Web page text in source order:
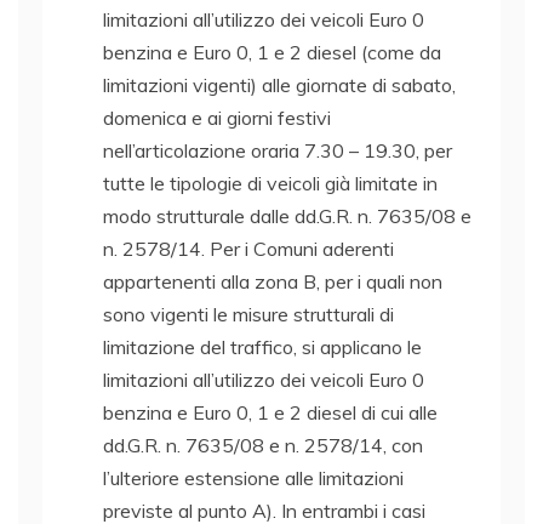
limitazioni all’utilizzo dei veicoli Euro 0
benzina e Euro 0, 1 e 2 diesel (come da
limitazioni vigenti) alle giornate di sabato,
domenica e ai giorni festivi
nell’articolazione oraria 7.30 – 19.30, per
tutte le tipologie di veicoli già limitate in
modo strutturale dalle dd.G.R. n. 7635/08 e
n. 2578/14. Per i Comuni aderenti
appartenenti alla zona B, per i quali non
sono vigenti le misure strutturali di
limitazione del traffico, si applicano le
limitazioni all’utilizzo dei veicoli Euro 0
benzina e Euro 0, 1 e 2 diesel di cui alle
dd.G.R. n. 7635/08 e n. 2578/14, con
l’ulteriore estensione alle limitazioni
previste al punto A). In entrambi i casi